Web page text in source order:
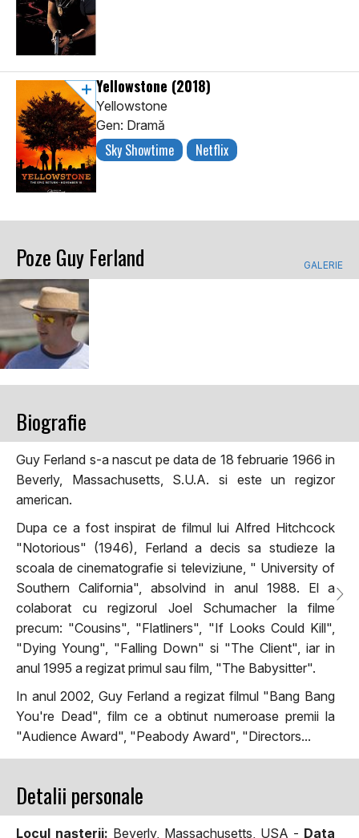
Yellowstone (2018)
Yellowstone
Gen: Dramă
Sky Showtime Netflix
Poze Guy Ferland GALERIE
Biografie
Guy Ferland s-a nascut pe data de 18 februarie 1966 in
Beverly, Massachusetts, S.U.A. si este un regizor
american.
Dupa ce a fost inspirat de filmul lui Alfred Hitchcock
"Notorious" (1946), Ferland a decis sa studieze la
scoala de cinematografie si televiziune, " University of
Southern California", absolvind in anul 1988. El a
colaborat cu regizorul Joel Schumacher la filme
precum: "Cousins", "Flatliners", "If Looks Could Kill",
"Dying Young", "Falling Down" si "The Client", iar in
anul 1995 a regizat primul sau film, "The Babysitter".
In anul 2002, Guy Ferland a regizat filmul "Bang Bang
You're Dead", film ce a obtinut numeroase premii la
"Audience Award", "Peabody Award", "Directors...
Detalii personale
Locul naşterii: Beverly, Massachusetts, USA - Data